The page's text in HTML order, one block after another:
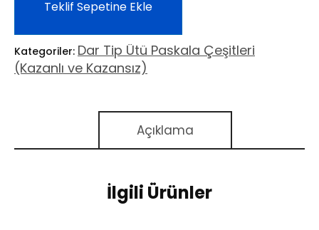
Teklif Sepetine Ekle
Kategoriler: Dar Tip Ütü Paskala Çeşitleri
(Kazanlı ve Kazansız)
Açıklama
İlgili Ürünler